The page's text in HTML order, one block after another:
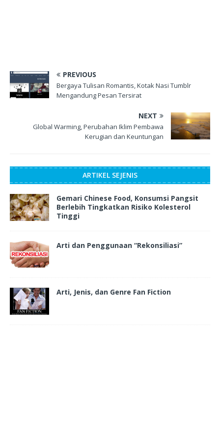
PREVIOUS
Bergaya Tulisan Romantis, Kotak Nasi Tumblr
Mengandung Pesan Tersirat
NEXT
Global Warming, Perubahan Iklim Pembawa
Kerugian dan Keuntungan
ARTIKEL SEJENIS
Gemari Chinese Food, Konsumsi Pangsit
Berlebih Tingkatkan Risiko Kolesterol
Tinggi
Arti dan Penggunaan “Rekonsiliasi”
Arti, Jenis, dan Genre Fan Fiction